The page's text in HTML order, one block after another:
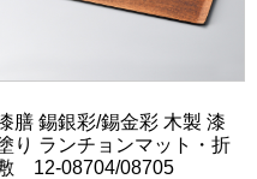
膳 錫銀彩/錫金彩 木製 漆
り ランチョンマット・折
12-08704/08705